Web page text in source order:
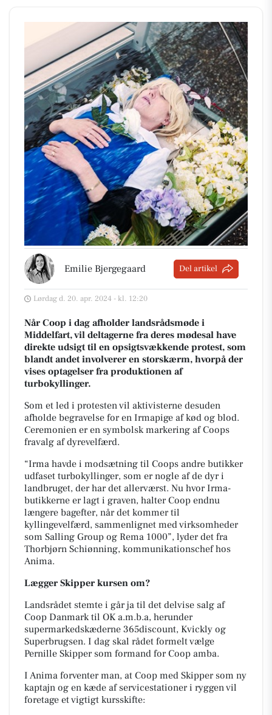
Emilie Bjergegaard Del artikel
Lørdag d. 20. apr. 2024 - kl. 12:20
Når Coop i dag afholder landsrådsmøde i
Middelfart, vil deltagerne fra deres mødesal have
direkte udsigt til en opsigtsvækkende protest, som
blandt andet involverer en storskærm, hvorpå der
vises optagelser fra produktionen af
turbokyllinger.
Som et led i protesten vil aktivisterne desuden
afholde begravelse for en Irmapige af kød og blod.
Ceremonien er en symbolsk markering af Coops
fravalg af dyrevelfærd.
“Irma havde i modsætning til Coops andre butikker
udfaset turbokyllinger, som er nogle af de dyr i
landbruget, der har det allerværst. Nu hvor Irma-
butikkerne er lagt i graven, halter Coop endnu
længere bagefter, når det kommer til
kyllingevelfærd, sammenlignet med virksomheder
som Salling Group og Rema 1000”, lyder det fra
Thorbjørn Schiønning, kommunikationschef hos
Anima.
Lægger Skipper kursen om?
Landsrådet stemte i går ja til det delvise salg af
Coop Danmark til OK a.m.b.a, herunder
supermarkedskæderne 365discount, Kvickly og
Superbrugsen. I dag skal rådet formelt vælge
Pernille Skipper som formand for Coop amba.
I Anima forventer man, at Coop med Skipper som ny
kaptajn og en kæde af servicestationer i ryggen vil
foretage et vigtigt kursskifte: